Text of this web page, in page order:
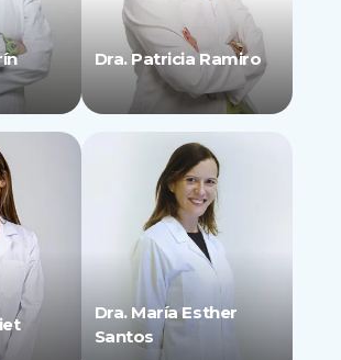
Dra. Patricia Ramiro
Dra. María Esther
Santos